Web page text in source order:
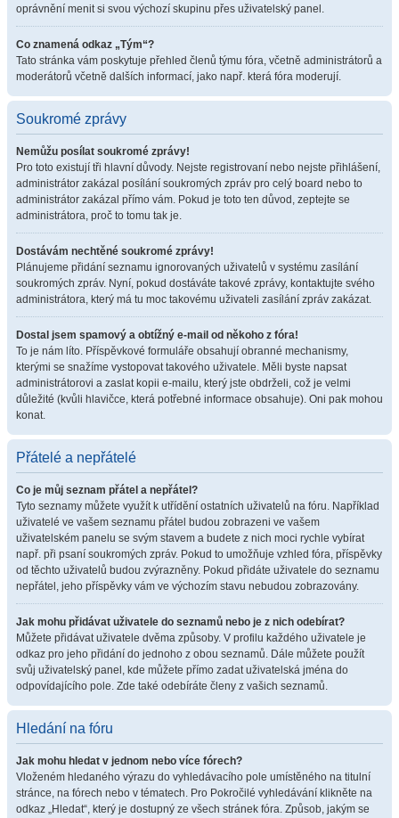
oprávnění menit si svou výchozí skupinu přes uživatelský panel.
Co znamená odkaz „Tým“?
Tato stránka vám poskytuje přehled členů týmu fóra, včetně administrátorů a
moderátorů včetně dalších informací, jako např. která fóra moderují.
Soukromé zprávy
Nemůžu posílat soukromé zprávy!
Pro toto existují tři hlavní důvody. Nejste registrovaní nebo nejste přihlášení,
administrátor zakázal posílání soukromých zpráv pro celý board nebo to
administrátor zakázal přímo vám. Pokud je toto ten důvod, zeptejte se
administrátora, proč to tomu tak je.
Dostávám nechtěné soukromé zprávy!
Plánujeme přidání seznamu ignorovaných uživatelů v systému zasílání
soukromých zpráv. Nyní, pokud dostáváte takové zprávy, kontaktujte svého
administrátora, který má tu moc takovému uživateli zasílání zpráv zakázat.
Dostal jsem spamový a obtížný e-mail od někoho z fóra!
To je nám líto. Příspěvkové formuláře obsahují obranné mechanismy,
kterými se snažíme vystopovat takového uživatele. Měli byste napsat
administrátorovi a zaslat kopii e-mailu, který jste obdrželi, což je velmi
důležité (kvůli hlavičce, která potřebné informace obsahuje). Oni pak mohou
konat.
Přátelé a nepřátelé
Co je můj seznam přátel a nepřátel?
Tyto seznamy můžete využít k utřídění ostatních uživatelů na fóru. Například
uživatelé ve vašem seznamu přátel budou zobrazeni ve vašem
uživatelském panelu se svým stavem a budete z nich moci rychle vybírat
např. při psaní soukromých zpráv. Pokud to umožňuje vzhled fóra, příspěvky
od těchto uživatelů budou zvýrazněny. Pokud přidáte uživatele do seznamu
nepřátel, jeho příspěvky vám ve výchozím stavu nebudou zobrazovány.
Jak mohu přidávat uživatele do seznamů nebo je z nich odebírat?
Můžete přidávat uživatele dvěma způsoby. V profilu každého uživatele je
odkaz pro jeho přidání do jednoho z obou seznamů. Dále můžete použít
svůj uživatelský panel, kde můžete přímo zadat uživatelská jména do
odpovídajícího pole. Zde také odebíráte členy z vašich seznamů.
Hledání na fóru
Jak mohu hledat v jednom nebo více fórech?
Vloženém hledaného výrazu do vyhledávacího pole umístěného na titulní
stránce, na fórech nebo v tématech. Pro Pokročilé vyhledávání klikněte na
odkaz „Hledat“, který je dostupný ze všech stránek fóra. Způsob, jakým se